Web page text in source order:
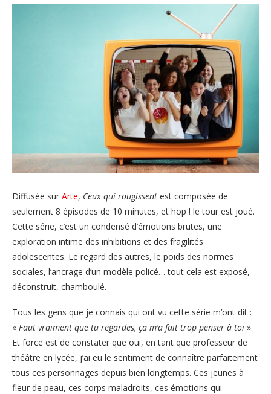
Diffusée sur Arte, Ceux qui rougissent est composée de
seulement 8 épisodes de 10 minutes, et hop ! le tour est joué.
Cette série, c’est un condensé d’émotions brutes, une
exploration intime des inhibitions et des fragilités
adolescentes. Le regard des autres, le poids des normes
sociales, l’ancrage d’un modèle policé… tout cela est exposé,
déconstruit, chamboulé.
Tous les gens que je connais qui ont vu cette série m’ont dit :
« Faut vraiment que tu regardes, ça m’a fait trop penser à toi ».
Et force est de constater que oui, en tant que professeur de
théâtre en lycée, j’ai eu le sentiment de connaître parfaitement
tous ces personnages depuis bien longtemps. Ces jeunes à
fleur de peau, ces corps maladroits, ces émotions qui